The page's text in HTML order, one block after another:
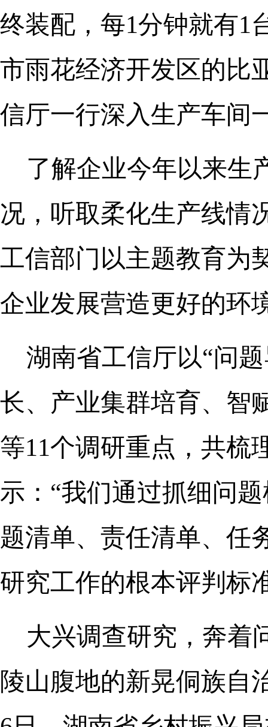
终装配，每1分钟就有1
市雨花经济开发区的比
信厅一行深入生产车间
了解企业今年以来生
况，听取柔化生产线
工信部门以主题教育为
企业发展营造更好的环
湖南省工信厅以“问
长、产业集群培育、智
等11个调研重点，共梳
示：“我们通过抓细问
题清单、责任清单、任
研究工作的根本评判标
大兴调查研究，奔着
陵山腹地的新晃侗族自